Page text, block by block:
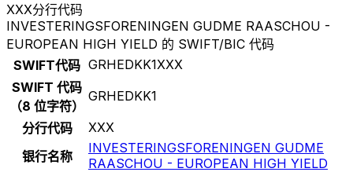
XXX分行代码
INVESTERINGSFORENINGEN GUDME RAASCHOU -
EUROPEAN HIGH YIELD 的 SWIFT/BIC 代码
SWIFT代码 GRHEDKK1XXX
SWIFT 代码
（8 位字符）
GRHEDKK1
分行代码
XXX
银行名称
INVESTERINGSFORENINGEN GUDME
RAASCHOU - EUROPEAN HIGH YIELD